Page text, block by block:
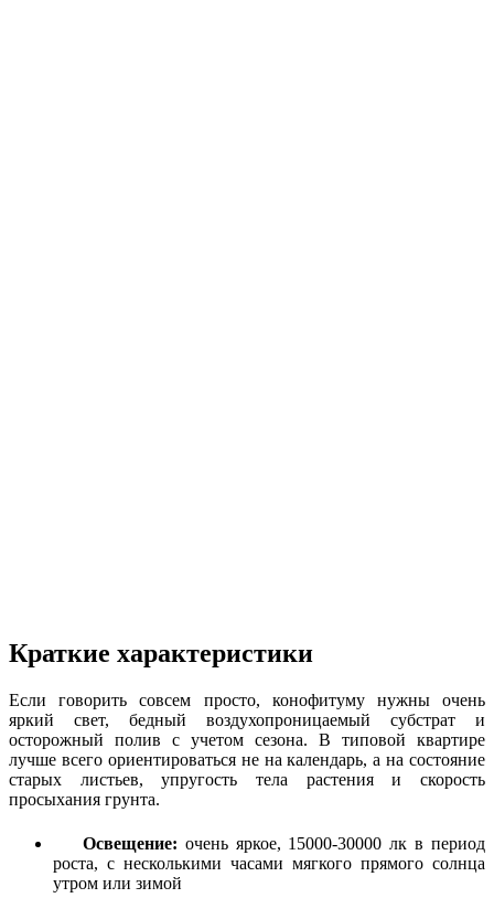
Краткие характеристики
Если говорить совсем просто, конофитуму нужны очень
яркий свет, бедный воздухопроницаемый субстрат и
осторожный полив с учетом сезона. В типовой квартире
лучше всего ориентироваться не на календарь, а на состояние
старых листьев, упругость тела растения и скорость
просыхания грунта.
Освещение: очень яркое, 15000-30000 лк в период
роста, с несколькими часами мягкого прямого солнца
утром или зимой